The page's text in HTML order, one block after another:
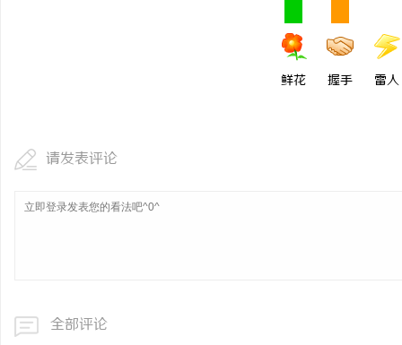
鲜花 握手 雷人
请发表评论
全部评论